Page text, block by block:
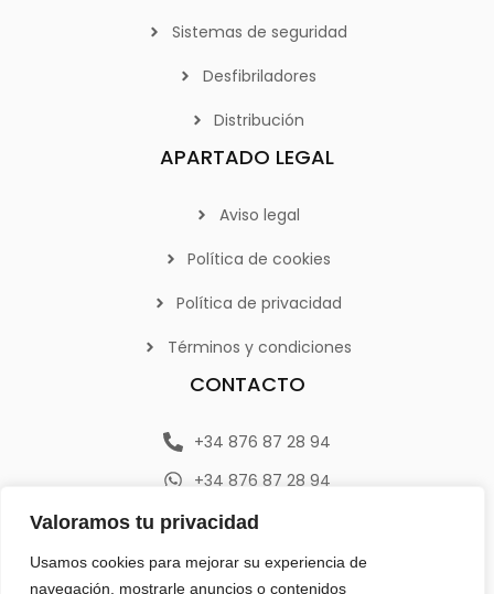
Valoramos tu privacidad
Usamos cookies para mejorar su experiencia de
navegación, mostrarle anuncios o contenidos
Sistemas de seguridad
Desfibriladores
Distribución
APARTADO LEGAL
Aviso legal
Política de cookies
Política de privacidad
Términos y condiciones
CONTACTO
+34 876 87 28 94
+34 876 87 28 94
info@emerplan.es
Av. República Argentina 9, 46800 (Xàtiva) Valencia